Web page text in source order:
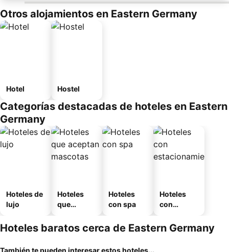
Otros alojamientos en Eastern Germany
Hotel Hostel
Categorías destacadas de hoteles en Eastern
Germany
Hoteles de
lujo
Hoteles
que
mascotas
Hoteles
con spa
Hoteles
con
miento
Hoteles baratos cerca de Eastern Germany
También te pueden interesar estos hoteles...